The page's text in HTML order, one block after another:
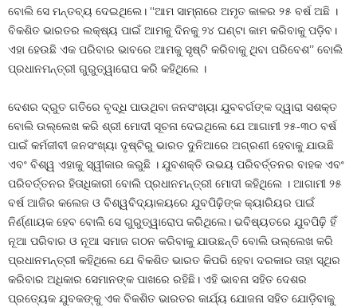
ବୋଲି ସେ ମନ୍ତବ୍ୟ ଦେଇଥିଲେ। ‘‘ଆମ ସାମ୍ନାରେ ଅମୃତ କାଳର ୨୫ ବର୍ଷ ଅଛି ।
ବିକଶିତ ଭାରତର ଲକ୍ଷ୍ୟ ପାଇଁ ଆମକୁ ଦିନକୁ ୨୪ ଘଣ୍ଟା କାମ କରିବାକୁ ପଡ଼ିବ।
ଏହା ହେଉଛି ଏକ ପରିବାର ଭାବରେ ଆମକୁ ସୃଷ୍ଟି କରିବାକୁ ଥିବା ପରିବେଶ’’ ବୋଲି
ପ୍ରଧାନମନ୍ତ୍ରୀ ଗୁରୁତ୍ୱାରୋପ କରି କହିଥିଲେ ।
ଦେଶର ଦ୍ରୁତ ଗତିରେ ବୃଦ୍ଧି ପାଉଥିବା ଜନସଂଖ୍ୟା ଯୁବବର୍ଗଙ୍କ ଦ୍ୱାରା ସଶକ୍ତ
ବୋଲି ଉଲ୍ଲେଖ କରି ଶ୍ରୀ ମୋଦୀ ସୂଚନା ଦେଇଥିଲେ ଯେ ଆଗାମୀ ୨୫-୩୦ ବର୍ଷ
ପାଇଁ କର୍ମଜୀବୀ ଜନସଂଖ୍ୟା ଦୃଷ୍ଟିରୁ ଭାରତ ଦୁନିଆରେ ଅଗ୍ରଣୀ ହେବାକୁ ଯାଉଛି
ଏବଂ ବିଶ୍ୱ ଏହାକୁ ସ୍ୱୀକାର କରୁଛି । ଯୁବଶକ୍ତି ଉଭୟ ପରିବର୍ତ୍ତନର ବାହକ ଏବଂ
ପରିବର୍ତ୍ତନର ହିତାଧିକାରୀ ବୋଲି ପ୍ରଧାନମନ୍ତ୍ରୀ ମୋଦୀ କହିଥିଲେ । ଆଗାମୀ ୨୫
ବର୍ଷ ଆଜିର କଲେଜ ଓ ବିଶ୍ୱବିଦ୍ୟାଳୟରେ ଯୁବପିଢ଼ିଙ୍କ କ୍ୟାରିୟର ପାଇଁ
ନିର୍ଣ୍ଣାୟକ ହେବ ବୋଲି ସେ ଗୁରୁତ୍ୱାରୋପ କରିଥିଲେ। ଭବିଷ୍ୟତରେ ଯୁବପିଢ଼ି ହିଁ
ନୂଆ ପରିବାର ଓ ନୂଆ ସମାଜ ଗଠନ କରିବାକୁ ଯାଉଛନ୍ତି ବୋଲି ଉଲ୍ଲେଖ କରି
ପ୍ରଧାନମନ୍ତ୍ରୀ କହିଥିଲେ ଯେ ବିକଶିତ ଭାରତ କିପରି ହେବା ଦରକାର ତାହା ସ୍ଥିର
କରିବାର ଅଧିକାର ସେମାନଙ୍କ ପାଖରେ ରହିଛି। ଏହି ଭାବନା ସହିତ ଦେଶର
ପ୍ରତ୍ୟେକ ଯୁବକଙ୍କୁ ଏକ ବିକଶିତ ଭାରତର କାର୍ଯ୍ୟ ଯୋଜନା ସହିତ ଯୋଡ଼ିବାକୁ